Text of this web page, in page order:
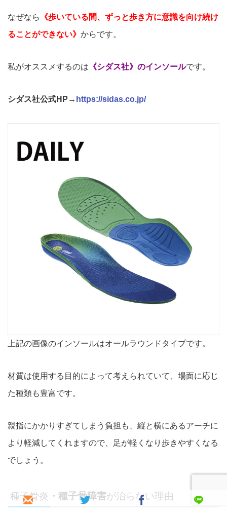
なぜなら
《歩いている間、ずっと歩き方に意識を向け続け
ることができない》 からです。
私がオススメするのは 《シダス社》のインソールです。
シダス社公式HP→ https://sidas.co.jp/
上記の画像のインソールはオールラウンドタイプです。
材質は使用する目的によって考えられていて、場面に応じ
た種類も豊富です。
親指にかかりすぎてしまう負担も、縦と横にあるアーチに
より軽減してくれますので、足が軽くなり歩きやすくなる
でしょう。
種子骨炎 ・種子骨障害が治らない理由